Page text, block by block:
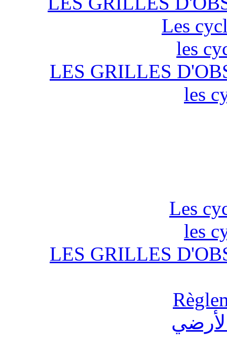
Les
les
LES GRILLES
les
Les
les
LES GRILLES